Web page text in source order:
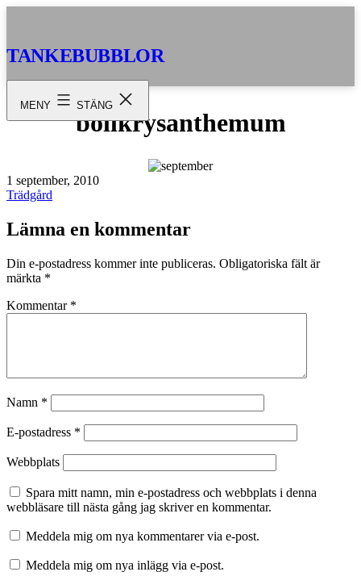
TANKEBUBBLOR
MENY STÄNG
bollkrysanthemum
Publicerat
den
1 september, 2010
Kategoriserat
Trädgård
Lämna en kommentar
Din e-postadress kommer inte publiceras. Obligatoriska fält är
märkta *
Kommentar *
Namn *
E-postadress *
Webbplats
Spara mitt namn, min e-postadress och webbplats i denna
webbläsare till nästa gång jag skriver en kommentar.
Meddela mig om nya kommentarer via e-post.
Meddela mig om nya inlägg via e-post.